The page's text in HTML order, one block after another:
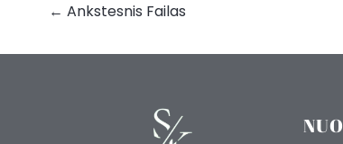
← Ankstesnis Failas